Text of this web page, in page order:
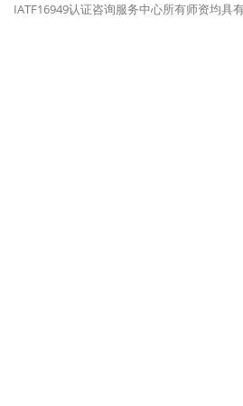
IATF16949认证咨询服务中心所有师资均